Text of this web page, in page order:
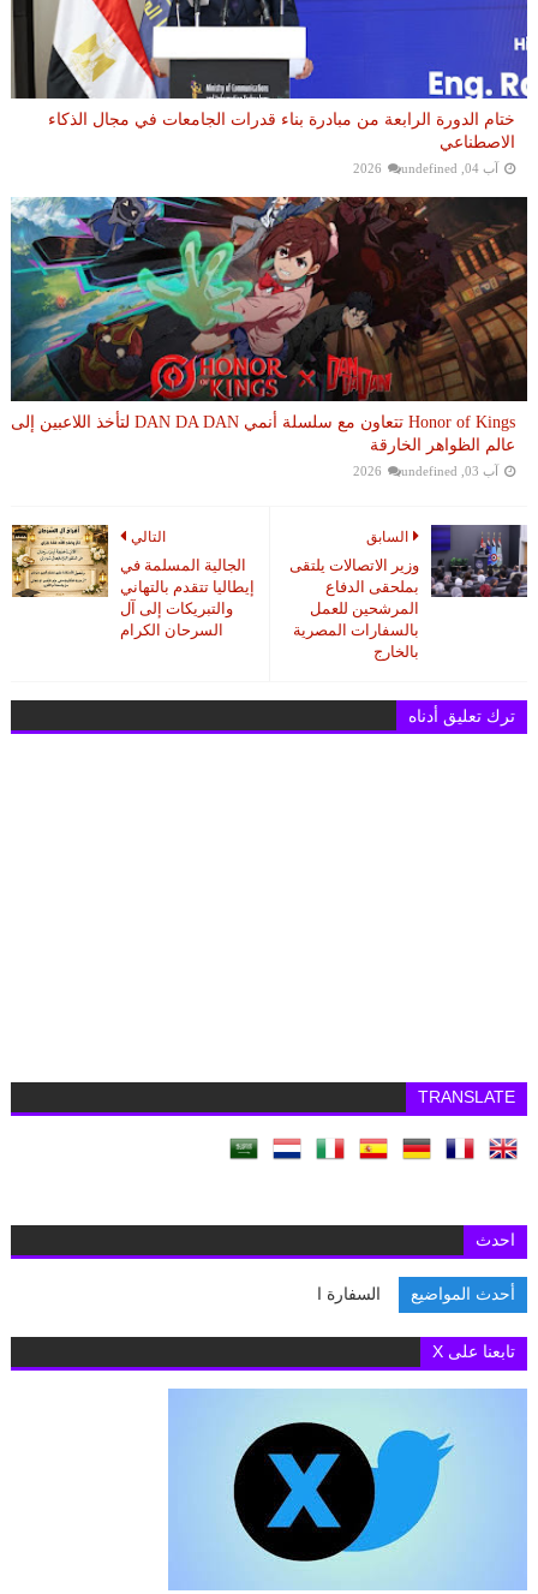
ختام الدورة الرابعة من مبادرة بناء قدرات الجامعات في مجال الذكاء
الاصطناعي
آب 04, 2026 undefined
Honor of Kings تتعاون مع سلسلة أنمي DAN DA DAN لتأخذ اللاعبين إلى
عالم الظواهر الخارقة
آب 03, 2026 undefined
التالي
الجالية المسلمة في
إيطاليا تتقدم بالتهاني
والتبريكات إلى آل
السرحان الكرام
السابق
وزير الاتصالات يلتقى
بملحقى الدفاع
المرشحين للعمل
بالسفارات المصرية
بالخارج
ترك تعليق أدناه
TRANSLATE
احدث
أحدث المواضيع السفارة البريطانية
تابعنا على X